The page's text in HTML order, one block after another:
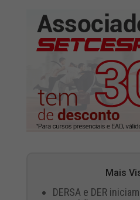
Mais
DERSA e DER